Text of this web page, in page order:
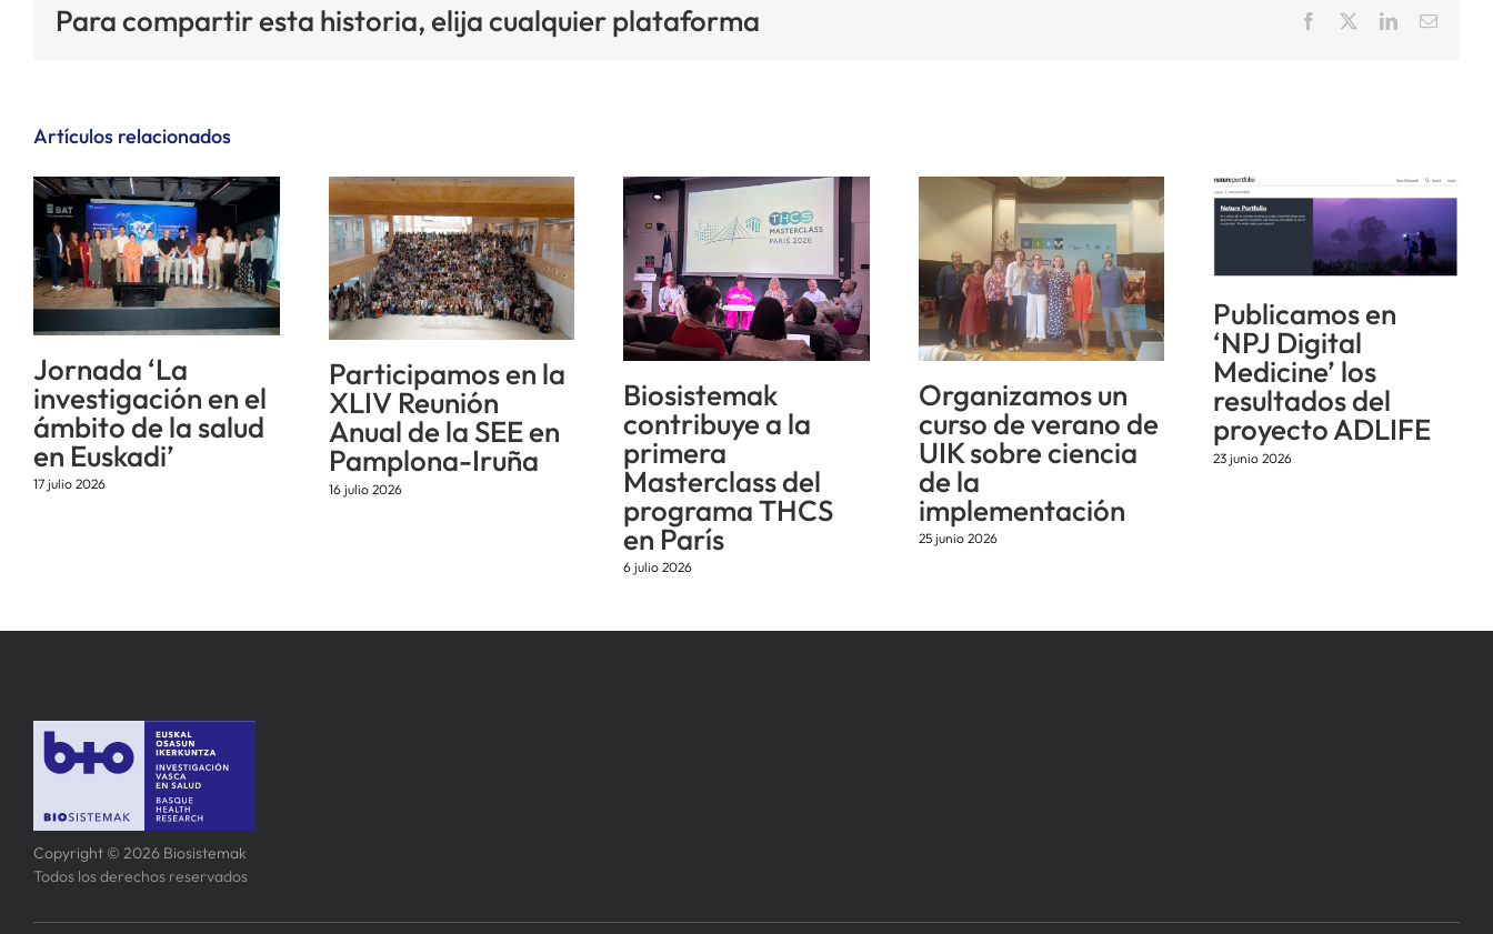
Para compartir esta historia, elija cualquier plataforma Facebook LinkedInCorreo
Artículos relacionados
Jornada ‘La
investigación en el
ámbito de la salud
en Euskadi’
17 julio 2026
Participamos en la
XLIV Reunión
Anual de la SEE en
Pamplona-Iruña
16 julio 2026
Biosistemak
contribuye a la
primera
Masterclass del
programa THCS
en París
6 julio 2026
Organizamos un
curso de verano de
UIK sobre ciencia
de la
implementación
25 junio 2026
Publicamos en
‘NPJ Digital
Medicine’ los
resultados del
proyecto ADLIFE
23 junio 2026
Copyright © 2026 Biosistemak
Todos los derechos reservados